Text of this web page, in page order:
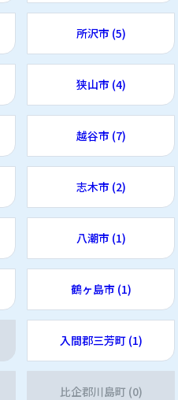
所沢市 (5)
狭山市 (4)
越谷市 (7)
志木市 (2)
八潮市 (1)
鶴ヶ島市 (1)
入間郡三芳町 (1)
比企郡川島町 (0)